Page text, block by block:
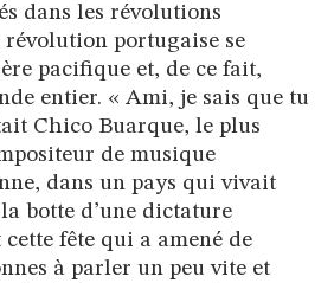
dans les révolutions
portugaise se
pacifique et, de ce fait,
entier. « Ami, je sais que tu
Chico Buarque, le plus
de musique
dans un pays qui vivait
botte d’une dictature
cette fête qui a amené de
à parler un peu vite et